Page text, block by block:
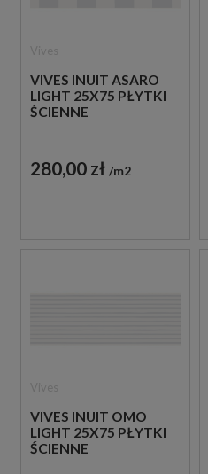
VIVES INUIT ASARO
LIGHT 25X75 PŁYTKI
ŚCIENNE
280,00 zł m2
VIVES INUIT OMO
LIGHT 25X75 PŁYTKI
ŚCIENNE